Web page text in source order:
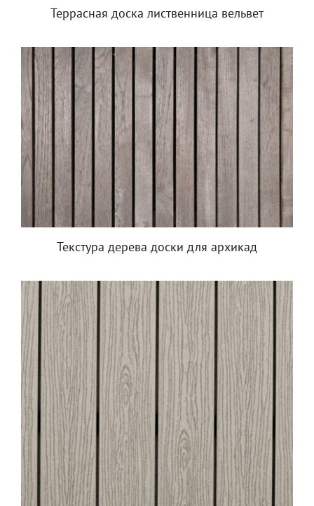
Террасная доска лиственница вельвет
Текстура дерева доски для архикад